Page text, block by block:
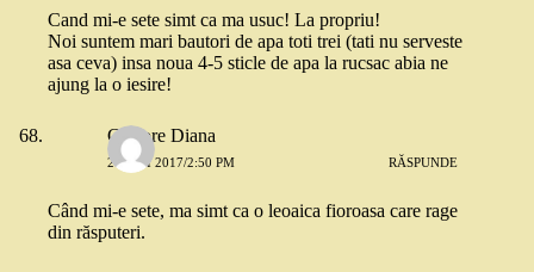
Cand mi-e sete simt ca ma usuc! La propriu!
Noi suntem mari bautori de apa toti trei (tati nu serveste
asa ceva) insa noua 4-5 sticle de apa la rucsac abia ne
ajung la o iesire!
Grigore Diana
26 MAI 2017/2:50 PM RĂSPUNDE
Când mi-e sete, ma simt ca o leoaica fioroasa care rage
din răsputeri.